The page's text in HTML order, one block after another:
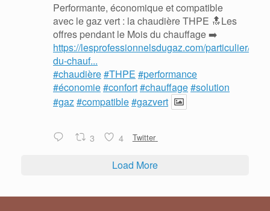
Performante, économique et compatible
avec le gaz vert : la chaudière THPE 🔝Les
offres pendant le Mois du chauffage ➡️
https://lesprofessionnelsdugaz.com/particulier/
du-chauf...
#chaudière#THPE #performance
#économie#confort#chauffage#solution
#gaz#compatible#gazvert
3 4 Twitter
Load More